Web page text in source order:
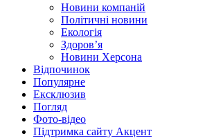
Новини компаній
Політичні новини
Екологія
Здоров’я
Новини Херсона
Відпочинок
Популярне
Ексклюзив
Погляд
Фото-відео
Підтримка сайту Акцент